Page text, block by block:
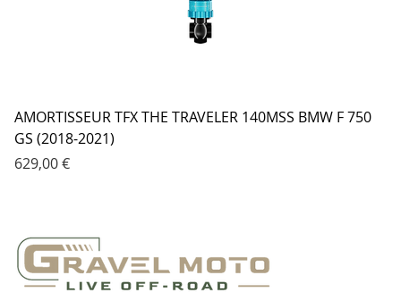
AMORTISSEUR TFX THE TRAVELER 140MSS BMW F 750
GS (2018-2021)
Prix
629,00 €